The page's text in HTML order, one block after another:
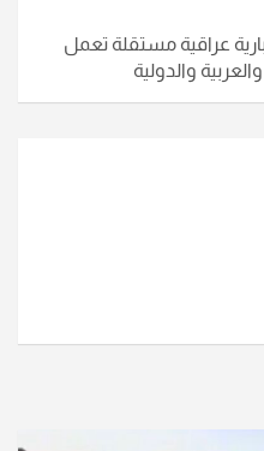
عراقية مستقلة تعمل
والدولية